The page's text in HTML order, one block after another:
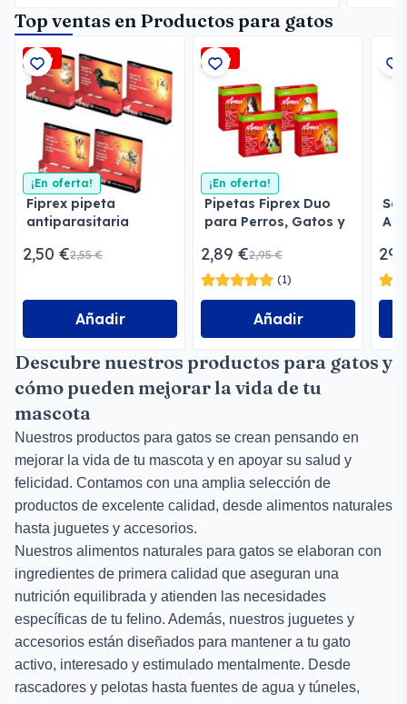
Top ventas en Productos para gatos
-2%
¡En oferta!
Fiprex pipeta
antiparasitaria
2,50 €2,55 €
Añadir
-2%
¡En oferta!
Pipetas Fiprex Duo
para Perros, Gatos y
2,89 €2,95 €
(1)
Añadir
Descubre nuestros productos para gatos y
cómo pueden mejorar la vida de tu
mascota
Nuestros productos para gatos se crean pensando en
mejorar la vida de tu mascota y en apoyar su salud y
felicidad. Contamos con una amplia selección de
productos de excelente calidad, desde alimentos naturales
hasta juguetes y accesorios.
Nuestros alimentos naturales para gatos se elaboran con
ingredientes de primera calidad que aseguran una
nutrición equilibrada y atienden las necesidades
específicas de tu felino. Además, nuestros juguetes y
accesorios están diseñados para mantener a tu gato
activo, interesado y estimulado mentalmente. Desde
rascadores y pelotas hasta fuentes de agua y túneles,